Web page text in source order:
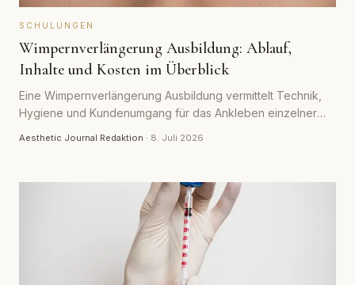
SCHULUNGEN
Wimpernverlängerung Ausbildung: Ablauf,
Inhalte und Kosten im Überblick
Eine Wimpernverlängerung Ausbildung vermittelt Technik,
Hygiene und Kundenumgang für das Ankleben einzelner
Aesthetic Journal Redaktion · 8. Juli 2026